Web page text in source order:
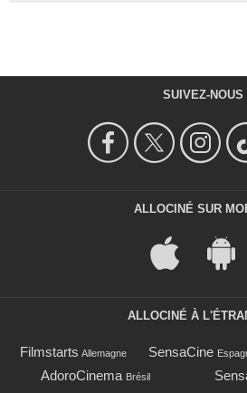
SUIVEZ-NOUS
ALLOCINÉ SUR
ALLOCINÉ À
Filmstarts Allemagne SensaCine
AdoroCinema Brésil